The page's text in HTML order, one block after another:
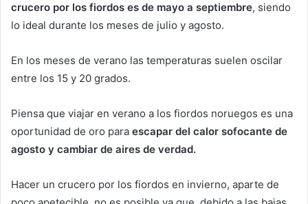
crucero por los fiordos es de mayo a septiembre, siendo
lo ideal durante los meses de julio y agosto.
En los meses de verano las temperaturas suelen oscilar
entre los 15 y 20 grados.
Piensa que viajar en verano a los fiordos noruegos es una
oportunidad de oro para escapar del calor sofocante de
agosto y cambiar de aires de verdad.
Hacer un crucero por los fiordos en invierno, aparte de